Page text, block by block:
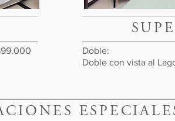
Doble:
Doble con vista